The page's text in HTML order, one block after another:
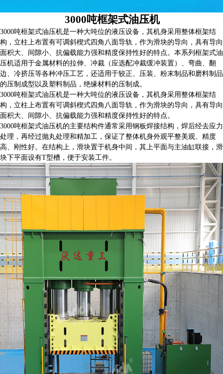
联系沃达
3000吨框架式油压机
3000吨框架式油压机是一种大吨位的液压设备，其机身采用整体框架结
构，立柱上布置有可调斜楔式四角八面导轨，作为滑块的导向，具有导向
面积大、间隙小、抗偏载能力强和精度保持性好的特点。本系列框架式油
压机适用于金属材料的拉伸、冲裁（应选配冲裁缓冲装置）、弯曲、翻
边、冷挤压等各种冲压工艺，还适用于较正、压装、粉末制品和磨料制品
的压制成型以及塑料制品，绝缘材料的压制成。
3000吨框架式油压机是一种大吨位的液压设备，其机身采用整体框架结
构，立柱上布置有可调斜楔式四角八面导轨，作为滑块的导向，具有导向
面积大、间隙小、抗偏载能力强和精度保持性好的特点。
3000吨框架式油压机的主要结构件通常采用钢板焊接结构，焊后经去应力
处理，再经过抛丸处理和精加工，保证了整体机身外观平整美观、精度
高、刚性好。在结构上，滑块置于机身中间，其上平面与主油缸联接，滑
块下平面设有T型槽，便于安装工件。